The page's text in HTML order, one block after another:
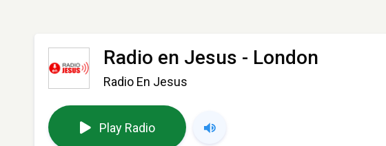
Radio en Jesus - London
Radio En Jesus
Play Radio